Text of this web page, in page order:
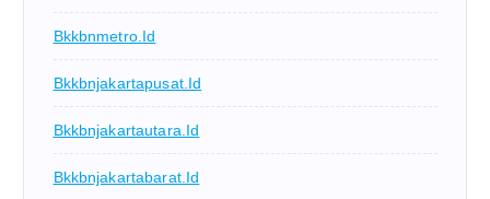
Bkkbnmetro.id
Bkkbnjakartapusat.id
Bkkbnjakartautara.id
Bkkbnjakartabarat.id